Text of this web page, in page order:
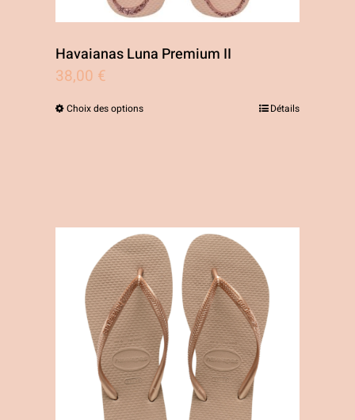
du
Havaianas Luna Premium II
38,00 €
Choix des optionsCe
variations.
Les
options
peuvent
être
choisies
sur
la
Détails